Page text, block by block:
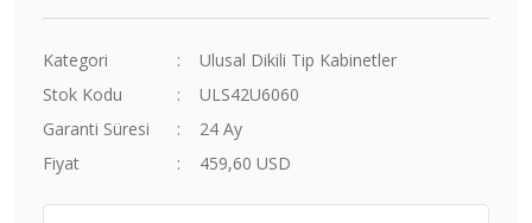
Kategori
Ulusal Dikili Tip Kabinetler
Stok Kodu
ULS42U6060
Garanti Süresi
24 Ay
Fiyat
459,60 USD